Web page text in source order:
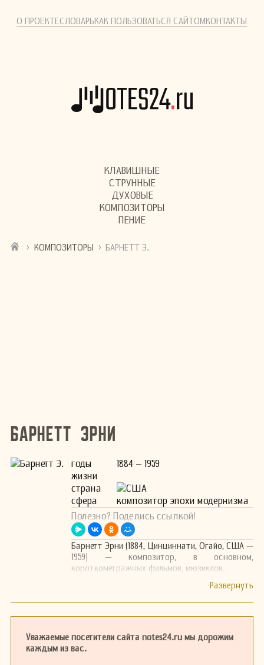
О ПРОЕКТЕСЛОВАРЬКАК ПОЛЬЗОВАТЬСЯ САЙТОМКОНТАКТЫ
КЛАВИШНЫЕ
СТРУННЫЕ
ДУХОВЫЕ
КОМПОЗИТОРЫ
ПЕНИЕ
› КОМПОЗИТОРЫ › БАРНЕТТ Э.
Барнетт Эрни
годы
жизни
1884 – 1959
страна
США
сфера
композитор эпохи модернизма
Полезно? Поделись ссылкой!
Барнетт Эрни (1884, Цинциннати, Огайо, США —
1959) — композитор, в основном,
короткометражных фильмов, мюзиклов.
Уважаемые посетители сайта notes24.ru мы дорожим
каждым из вас.